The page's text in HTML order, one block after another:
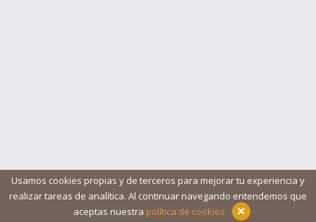
Usamos cookies propias y de terceros para mejorar tu experiencia y
realizar tareas de analítica. Al continuar navegando entendemos que
aceptas nuestra política de cookies ×
Aviso legal